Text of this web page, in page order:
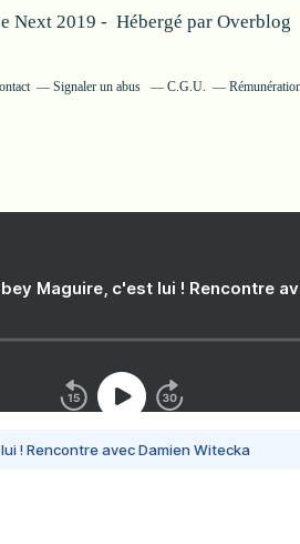
Next 2019 - Hébergé par Overblog
Signaler un abus C.G.U.
Maguire, c'est lui ! Rencontre
! Rencontre avec Damien Witecka